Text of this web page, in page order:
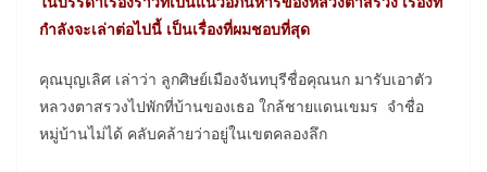
กำลังจะเล่าต่อไปนี้ เป็นเรื่องที่ผมชอบที่สุด
คุณบุญเลิศ เล่าว่า ลูกศิษย์เมืองจันทบุรีชื่อคุณนก มารับเอาตัว
หลวงตาสรวงไปพักที่บ้านของเธอ ใกล้ชายแดนเขมร จำชื่อ
หมู่บ้านไม่ได้ คลับคล้ายว่าอยู่ในเขตคลองลึก